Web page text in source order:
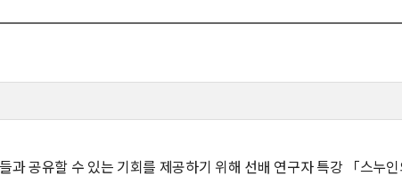
30주년 기념 동영상
행사 사진
학부장 감사 인사
초빙안내
공유할 수 있는 기회를 제공하기 위해 선배 연구자 특강 「스누인